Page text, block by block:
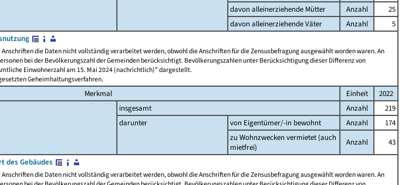
davon alleinerziehende Mütter
Anzahl
25
davon alleinerziehende Väter
Anzahl
5
die Daten nicht vollständig verarbeitet werden, obwohl die Anschriften für die Zensusbefragung ausgewählt worden waren. An
bei der Bevölkerungszahl der Gemeinden berücksichtigt. Bevölkerungszahlen unter Berücksichtigung dieser Differenz von
Einwohnerzahl am 15. Mai 2024 (nachrichtlich)" dargestellt.
Geheimhaltungsverfahren.
Merkmal Einheit
2022
insgesamt Anzahl
219
darunter
von Eigentümer/-in bewohnt Anzahl
174
zu Wohnzwecken vermietet (auch
mietfrei)
Anzahl
43
des Gebäudes
die Daten nicht vollständig verarbeitet werden, obwohl die Anschriften für die Zensusbefragung ausgewählt worden waren. An